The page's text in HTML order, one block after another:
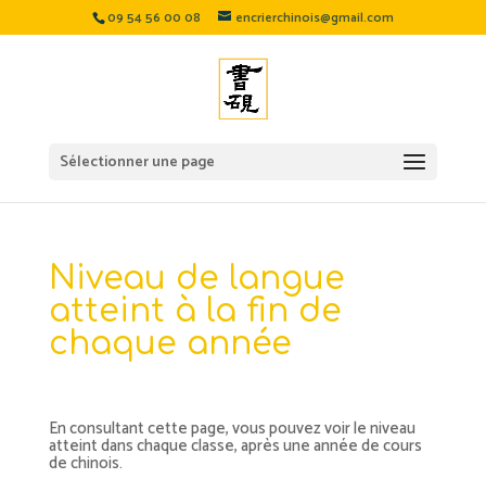
09 54 56 00 08 encrierchinois@gmail.com
Sélectionner une page
Niveau de langue
atteint à la fin de
chaque année
En consultant cette page, vous pouvez voir le niveau
atteint dans chaque classe, après une année de cours
de chinois.